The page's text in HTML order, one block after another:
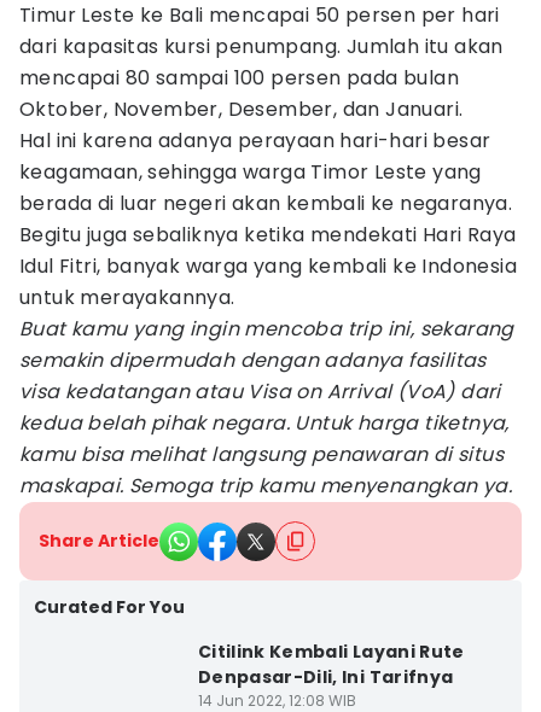
Timur Leste ke Bali mencapai 50 persen per hari
dari kapasitas kursi penumpang. Jumlah itu akan
mencapai 80 sampai 100 persen pada bulan
Oktober, November, Desember, dan Januari.
Hal ini karena adanya perayaan hari-hari besar
keagamaan, sehingga warga Timor Leste yang
berada di luar negeri akan kembali ke negaranya.
Begitu juga sebaliknya ketika mendekati Hari Raya
Idul Fitri, banyak warga yang kembali ke Indonesia
untuk merayakannya.
Buat kamu yang ingin mencoba trip ini, sekarang
semakin dipermudah dengan adanya fasilitas
visa kedatangan atau Visa on Arrival (VoA) dari
kedua belah pihak negara. Untuk harga tiketnya,
kamu bisa melihat langsung penawaran di situs
maskapai. Semoga trip kamu menyenangkan ya.
Share Article
Curated For You
Citilink Kembali Layani Rute
Denpasar-Dili, Ini Tarifnya
14 Jun 2022, 12:08 WIB